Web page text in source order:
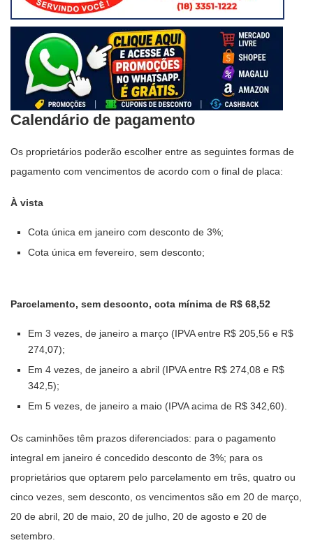
Calendário de pagamento
Os proprietários poderão escolher entre as seguintes formas de
pagamento com vencimentos de acordo com o final de placa:
À vista
Cota única em janeiro com desconto de 3%;
Cota única em fevereiro, sem desconto;
Parcelamento, sem desconto, cota mínima de R$ 68,52
Em 3 vezes, de janeiro a março (IPVA entre R$ 205,56 e R$
274,07);
Em 4 vezes, de janeiro a abril (IPVA entre R$ 274,08 e R$
342,5);
Em 5 vezes, de janeiro a maio (IPVA acima de R$ 342,60).
Os caminhões têm prazos diferenciados: para o pagamento
integral em janeiro é concedido desconto de 3%; para os
proprietários que optarem pelo parcelamento em três, quatro ou
cinco vezes, sem desconto, os vencimentos são em 20 de março,
20 de abril, 20 de maio, 20 de julho, 20 de agosto e 20 de
setembro.